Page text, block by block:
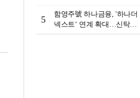
5
함영주號 하나금융, '하나더
넥스트‘ 연계 확대…신탁수
수료 2배 증가 효과 [금융 시